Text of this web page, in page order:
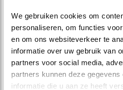
We gebruiken cookies om
personaliseren, om functies
en om ons websiteverkeer te
informatie over uw gebruik van
partners voor social media,
partners kunnen deze
informatie die u aan ze heeft